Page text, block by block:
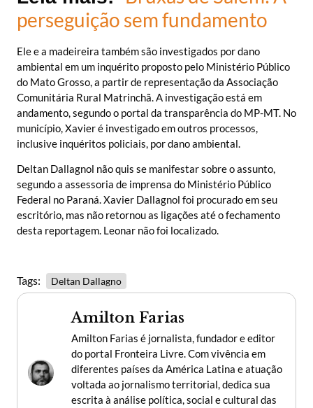
perseguição sem fundamento
Ele e a madeireira também são investigados por dano
ambiental em um inquérito proposto pelo Ministério Público
do Mato Grosso, a partir de representação da Associação
Comunitária Rural Matrinchã. A investigação está em
andamento, segundo o portal da transparência do MP-MT. No
município, Xavier é investigado em outros processos,
inclusive inquéritos policiais, por dano ambiental.
Deltan Dallagnol não quis se manifestar sobre o assunto,
segundo a assessoria de imprensa do Ministério Público
Federal no Paraná. Xavier Dallagnol foi procurado em seu
escritório, mas não retornou as ligações até o fechamento
desta reportagem. Leonar não foi localizado.
Tags: Deltan Dallagno
Amilton Farias
Amilton Farias é jornalista, fundador e editor
do portal Fronteira Livre. Com vivência em
diferentes países da América Latina e atuação
voltada ao jornalismo territorial, dedica sua
escrita à análise política, social e cultural das